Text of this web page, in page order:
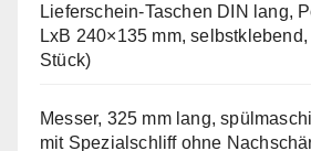
Lieferschein-Taschen DIN lang,
LxB 240×135 mm,
Stück)
Messer, 325 mm lang,
mit Spezialschliff ohne